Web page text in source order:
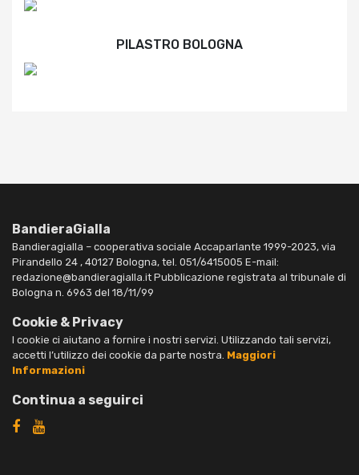
PILASTRO BOLOGNA
BandieraGialla
Bandieragialla – cooperativa sociale Accaparlante 1999-2023, via
Pirandello 24 , 40127 Bologna, tel. 051/6415005 E-mail:
redazione@bandieragialla.it Pubblicazione registrata al tribunale di
Bologna n. 6963 del 18/11/99
Cookie & Privacy
I cookie ci aiutano a fornire i nostri servizi. Utilizzando tali servizi,
accetti l’utilizzo dei cookie da parte nostra. Maggiori
Informazioni
Continua a seguirci